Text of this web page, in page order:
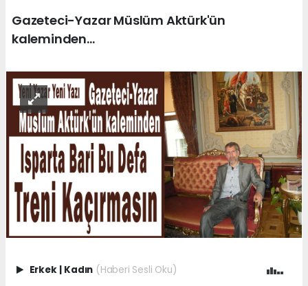
Gazeteci-Yazar Müslüm Aktürk'ün
kaleminden...
Erkek | Kadın (Haberi Sesli Oku)